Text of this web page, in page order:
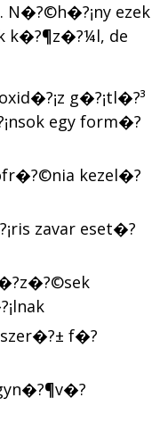
N�?©h�?¡ny ezek
k�?¶z�?¼l, de
g�?¡tl�?³
egy form�?
kezel�?
zavar eset�?
f�?